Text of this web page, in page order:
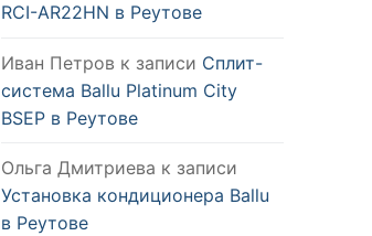
RCI-AR22HN в Реутове
Иван Петров к записи Сплит-
система Ballu Platinum City
BSEP в Реутове
Ольга Дмитриева к записи
Установка кондиционера Ballu
в Реутове